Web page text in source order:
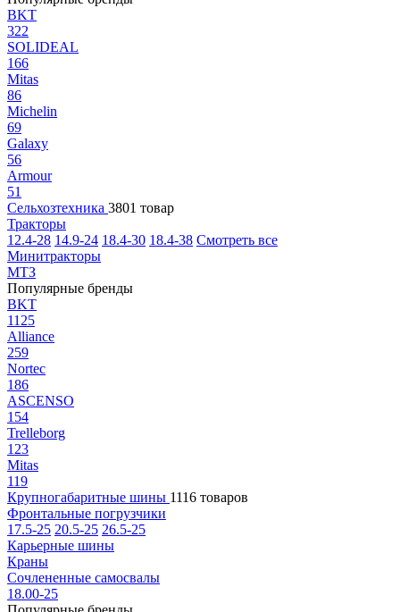
BKT
322
SOLIDEAL
166
Mitas
86
Michelin
69
Galaxy
56
Armour
51
Сельхозтехника 3801 товар
Тракторы
12.4-28 14.9-24 18.4-30 18.4-38 Смотреть все
Минитракторы
МТЗ
Популярные бренды
BKT
1125
Alliance
259
Nortec
186
ASCENSO
154
Trelleborg
123
Mitas
119
Крупногабаритные шины 1116 товаров
Фронтальные погрузчики
17.5-25 20.5-25 26.5-25
Карьерные шины
Краны
Сочлененные самосвалы
18.00-25